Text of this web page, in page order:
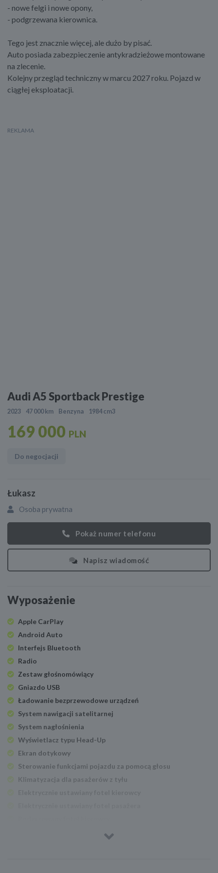
- nowe felgi i nowe opony,
- podgrzewana kierownica.
Tego jest znacznie więcej, ale dużo by pisać.
Auto posiada zabezpieczenie antykradzieżowe montowane
na zlecenie.
Kolejny przegląd techniczny w marcu 2027 roku. Pojazd w
ciągłej eksploatacji.
Audi A5 Sportback Prestige
2023 47 000 km Benzyna 1984 cm3
169 000 PLN
Do negocjacji
Łukasz
Osoba prywatna
Pokaż numer telefonu
Napisz wiadomość
Wyposażenie
Apple CarPlay
Android Auto
Interfejs Bluetooth
Radio
Zestaw głośnomówiący
Gniazdo USB
Ładowanie bezprzewodowe urządzeń
System nawigacji satelitarnej
System nagłośnienia
Wyświetlacz typu Head-Up
Ekran dotykowy
Sterowanie funkcjami pojazdu za pomocą głosu
Klimatyzacja dla pasażerów z tyłu
Podgrzewany fotel pasażera